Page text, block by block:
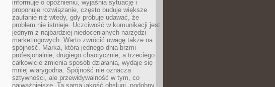
informuje o opóźnieniu, wyjaśnia sytuację i
proponuje rozwiązanie, często buduje większe
zaufanie niż wtedy, gdy próbuje udawać, że
problem nie istnieje. Uczciwość w komunikacji jest
jednym z najbardziej niedocenianych narzędzi
marketingowych. Warto zwrócić uwagę także na
spójność. Marka, która jednego dnia brzmi
profesjonalnie, drugiego chaotycznie, a trzeciego
całkowicie zmienia sposób działania, wydaje się
mniej wiarygodna. Spójność nie oznacza
sztywności, ale przewidywalność w tym, co
najważniejsze. Ta sama jakość obsługi, podobny